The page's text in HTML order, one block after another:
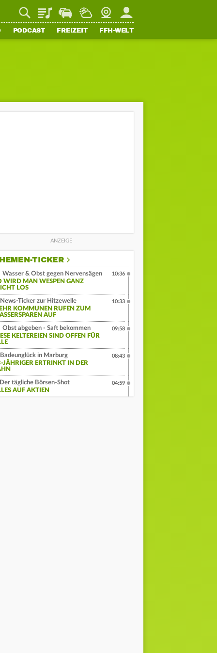
PlaylistStaupilotWetterWebcamMein FFH
PODCAST FREIZEIT FFH-WELT
TICKER
Wasser & Obst gegen Nervensägen
WIRD MAN WESPEN GANZ
LOS
10:36
News-Ticker zur Hitzewelle
KOMMUNEN RUFEN ZUM
AUF
10:33
Obst abgeben - Saft bekommen
KELTEREIEN SIND OFFEN FÜR
09:58
Badeunglück in Marburg
JÄHRIGER ERTRINKT IN DER
08:43
Der tägliche Börsen-Shot
AUF AKTIEN
04:59